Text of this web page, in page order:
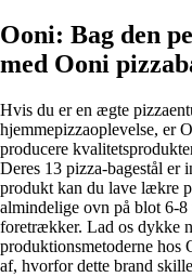
Ooni: Bag den
med Ooni
Hvis du er en ægte
hjemmepizzaoplevelse, er
producere
Deres 13 pizza-bagestål er
produkt kan du lave lækre
almindelige ovn på blot 6-
foretrækker. Lad os dykke
produktionsmetoderne hos
af, hvorfor dette brand